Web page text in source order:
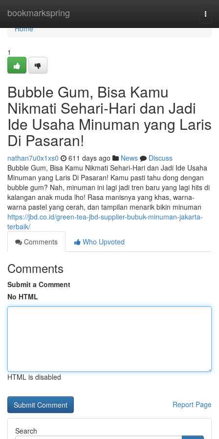
bookmarkspring
Home
Home
1
Bubble Gum, Bisa Kamu
Nikmati Sehari-Hari dan Jadi
Ide Usaha Minuman yang Laris
Di Pasaran!
nathan7u0x1xs0 611 days ago News
Discuss
Bubble Gum, Bisa Kamu Nikmati Sehari-Hari dan Jadi Ide Usaha
Minuman yang Laris Di Pasaran! Kamu pasti tahu dong dengan
bubble gum? Nah, minuman ini lagi jadi tren baru yang lagi hits di
kalangan anak muda lho! Rasa manisnya yang khas, warna-
warna pastel yang cerah, dan tampilan menarik bikin minuman
https://jbd.co.id/green-tea-jbd-supplier-bubuk-minuman-jakarta-
terbaik/
Comments
Who Upvoted
Comments
Submit a Comment
No HTML
HTML is disabled
Report Page
Search